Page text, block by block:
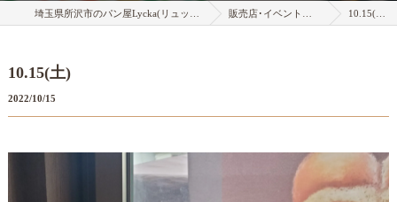
販売店･イベント情報 10.15(土)
10.15(土)
2022/10/15